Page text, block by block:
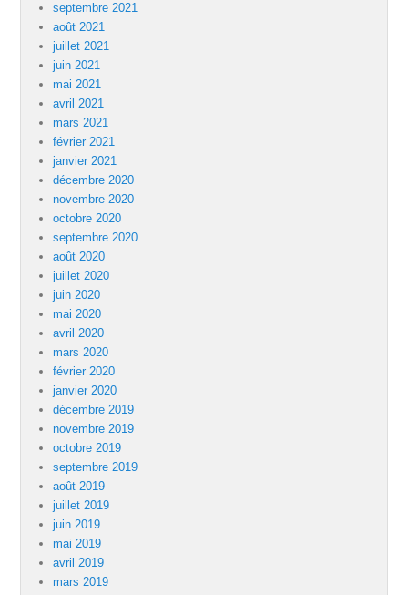
septembre 2021
août 2021
juillet 2021
juin 2021
mai 2021
avril 2021
mars 2021
février 2021
janvier 2021
décembre 2020
novembre 2020
octobre 2020
septembre 2020
août 2020
juillet 2020
juin 2020
mai 2020
avril 2020
mars 2020
février 2020
janvier 2020
décembre 2019
novembre 2019
octobre 2019
septembre 2019
août 2019
juillet 2019
juin 2019
mai 2019
avril 2019
mars 2019